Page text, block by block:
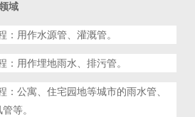
域
用作水源管、灌溉管。
用作埋地雨水、排污管。
公寓、住宅园地等城市的雨水管、
等。